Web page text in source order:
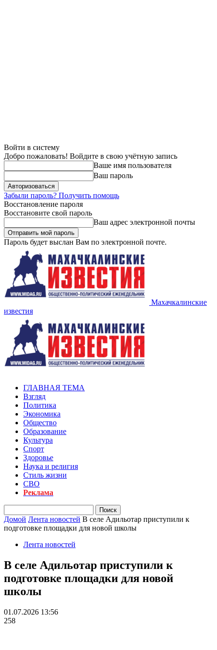
Войти в систему
Добро пожаловать! Войдите в свою учётную запись
Ваше имя пользователя
Ваш пароль
Забыли пароль? Получить помощь
Восстановление пароля
Восстановите свой пароль
Ваш адрес электронной почты
Пароль будет выслан Вам по электронной почте.
Махачкалинские
известия
ГЛАВНАЯ ТЕМА
Взгляд
Политика
Экономика
Общество
Образование
Культура
Спорт
Здоровье
Наука и религия
Стиль жизни
СВО
Реклама
Домой Лента новостей В селе Адильотар приступили к
подготовке площадки для новой школы
Лента новостей
В селе Адильотар приступили к
подготовке площадки для новой
школы
01.07.2026 13:56
258